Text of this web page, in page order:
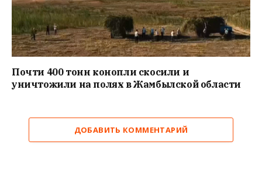
Почти 400 тонн конопли скосили и
уничтожили на полях в Жамбылской области
ДОБАВИТЬ КОММЕНТАРИЙ